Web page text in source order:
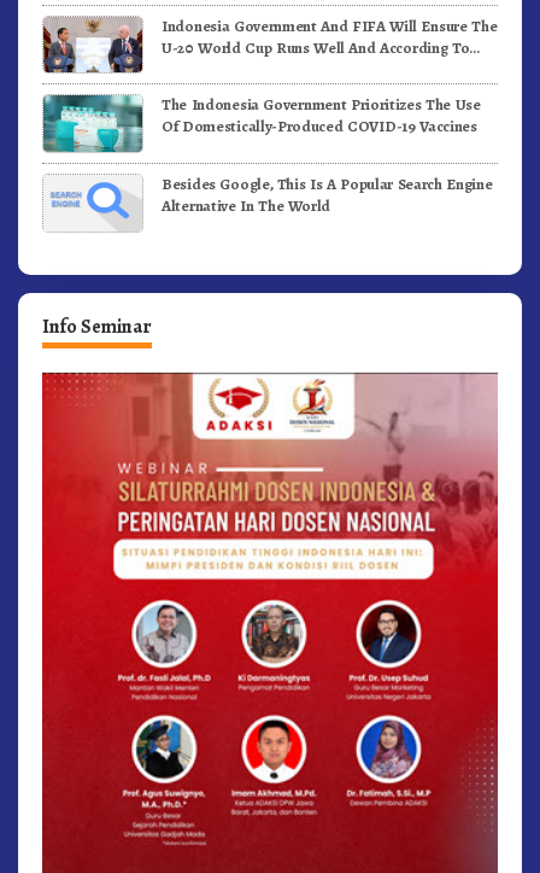
Indonesia Government And FIFA Will Ensure The
U-20 World Cup Runs Well And According To
The Indonesia Government Prioritizes The Use
Of Domestically-Produced COVID-19 Vaccines
Besides Google, This Is A Popular Search Engine
Alternative In The World
Info Seminar